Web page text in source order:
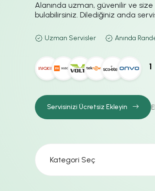
Alanında uzman, güvenilir ve size
bulabilirsiniz. Dilediğiniz anda
Uzman Servisler Anında
1
Servisinizi Ücretsiz Ekleyin
Kategori Seç